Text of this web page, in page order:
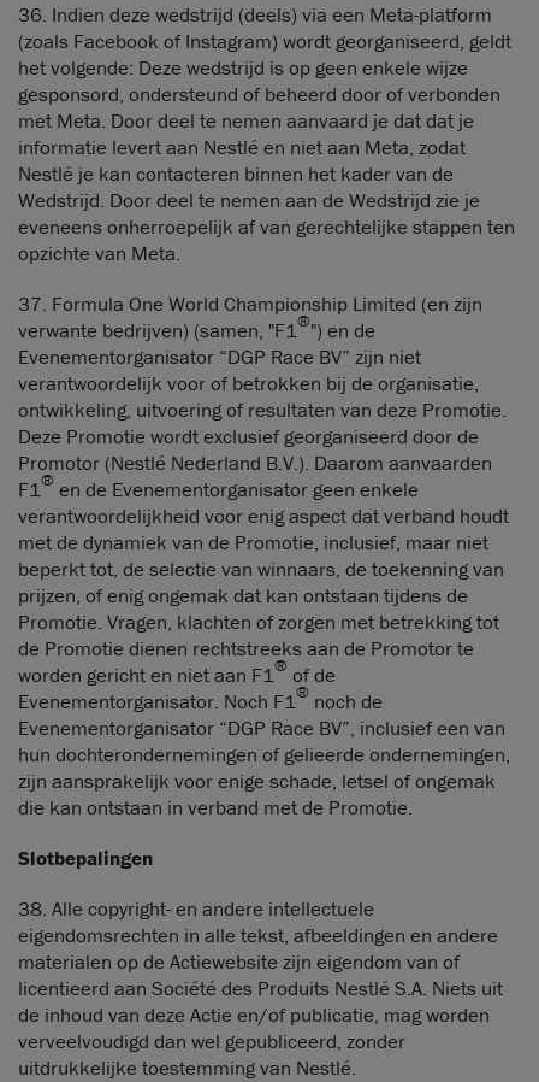
36. Indien deze wedstrijd (deels) via een Meta-platform
(zoals Facebook of Instagram) wordt georganiseerd, geldt
het volgende: Deze wedstrijd is op geen enkele wijze
gesponsord, ondersteund of beheerd door of verbonden
met Meta. Door deel te nemen aanvaard je dat dat je
informatie levert aan Nestlé en niet aan Meta, zodat
Nestlé je kan contacteren binnen het kader van de
Wedstrijd. Door deel te nemen aan de Wedstrijd zie je
eveneens onherroepelijk af van gerechtelijke stappen ten
opzichte van Meta.
37. Formula One World Championship Limited (en zijn
verwante bedrijven) (samen, "F1®") en de
Evenementorganisator “DGP Race BV” zijn niet
verantwoordelijk voor of betrokken bij de organisatie,
ontwikkeling, uitvoering of resultaten van deze Promotie.
Deze Promotie wordt exclusief georganiseerd door de
Promotor (Nestlé Nederland B.V.). Daarom aanvaarden
F1® en de Evenementorganisator geen enkele
verantwoordelijkheid voor enig aspect dat verband houdt
met de dynamiek van de Promotie, inclusief, maar niet
beperkt tot, de selectie van winnaars, de toekenning van
prijzen, of enig ongemak dat kan ontstaan tijdens de
Promotie. Vragen, klachten of zorgen met betrekking tot
de Promotie dienen rechtstreeks aan de Promotor te
worden gericht en niet aan F1® of de
Evenementorganisator. Noch F1® noch de
Evenementorganisator “DGP Race BV”, inclusief een van
hun dochterondernemingen of gelieerde ondernemingen,
zijn aansprakelijk voor enige schade, letsel of ongemak
die kan ontstaan in verband met de Promotie.
Slotbepalingen
38. Alle copyright- en andere intellectuele
eigendomsrechten in alle tekst, afbeeldingen en andere
materialen op de Actiewebsite zijn eigendom van of
licentieerd aan Société des Produits Nestlé S.A. Niets uit
de inhoud van deze Actie en/of publicatie, mag worden
verveelvoudigd dan wel gepubliceerd, zonder
uitdrukkelijke toestemming van Nestlé.